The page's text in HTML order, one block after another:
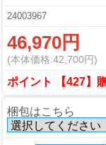
24003967
46,970円
(本体価格:42,700円)
ポイント 【427】
梱包はこちら